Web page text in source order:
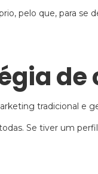
pelo que, para
de
tradicional e
Se tiver um